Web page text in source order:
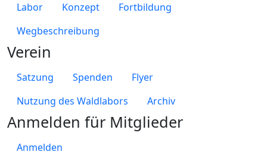
Labor Konzept
Fortbildung
Wegbeschreibung
Verein
Satzung Spenden
Flyer
Nutzung des Waldlabors
Archiv
Anmelden für Mitglieder
Anmelden